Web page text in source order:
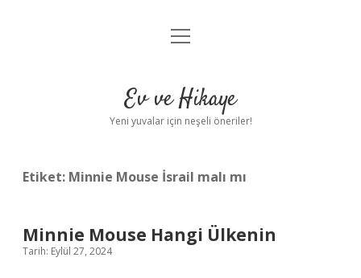
Anasayfa
Yasal Uyarı
menüyü
Ev ve Hikaye
Yeni yuvalar için neşeli öneriler!
Etiket: Minnie Mouse İsrail malı mı
Minnie Mouse Hangi Ülkenin
Tarih: Eylül 27, 2024